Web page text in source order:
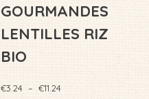
GOURMANDES
LENTILLES RIZ
BIO
€3.24 – €11.24Plage